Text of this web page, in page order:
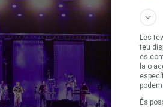
Les
teu
es
la o
És